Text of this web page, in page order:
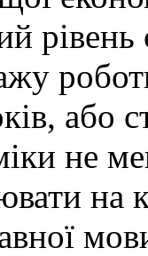
рівень
або
не
на